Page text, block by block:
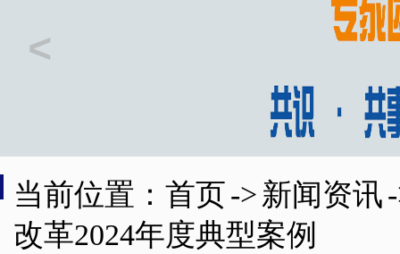
当前位置：首页-> 新闻资讯
改革2024年度典型案例